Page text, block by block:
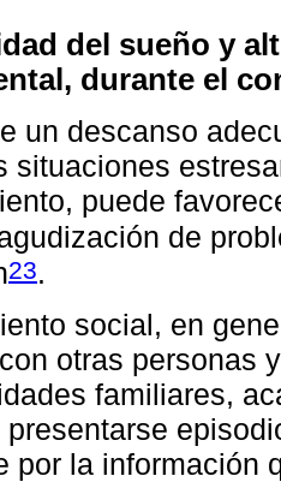
del sueño y
durante el
un descanso
situaciones
puede
de
23.
social, en
otras personas
familiares,
presentarse
por la información